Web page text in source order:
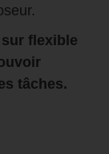
flexible
tâches.